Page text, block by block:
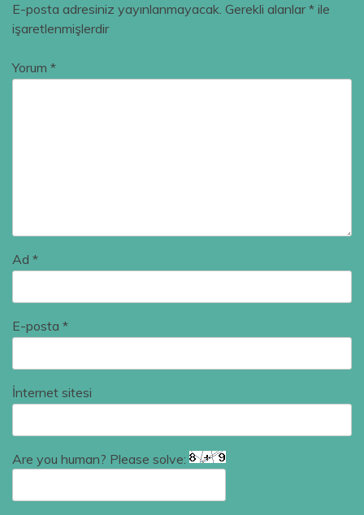
E-posta adresiniz yayınlanmayacak. Gerekli alanlar* ile
işaretlenmişlerdir
Yorum *
Ad *
E-posta *
İnternet sitesi
Are you human? Please solve: